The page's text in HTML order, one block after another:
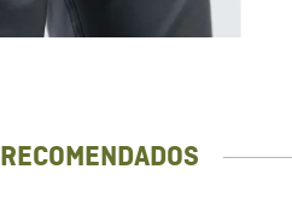
RECOMENDADOS